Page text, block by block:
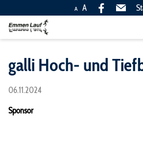
A A
Läufe
5km
Anreise
galli Hoch- und
06.11.2024
Sponsor